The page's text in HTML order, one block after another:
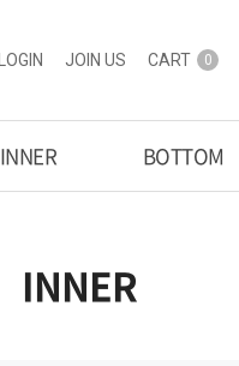
LOGIN JOIN US CART 0
INNER BOTTOM
INNER